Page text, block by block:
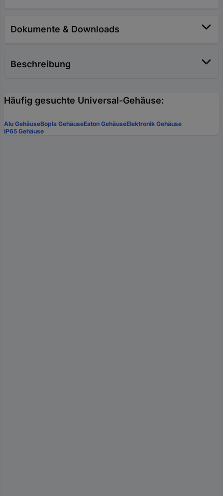
Dokumente & Downloads
Beschreibung
Häufig gesuchte Universal-Gehäuse:
Alu GehäuseBopla GehäuseEaton GehäuseElektronik Gehäuse
IP65 Gehäuse